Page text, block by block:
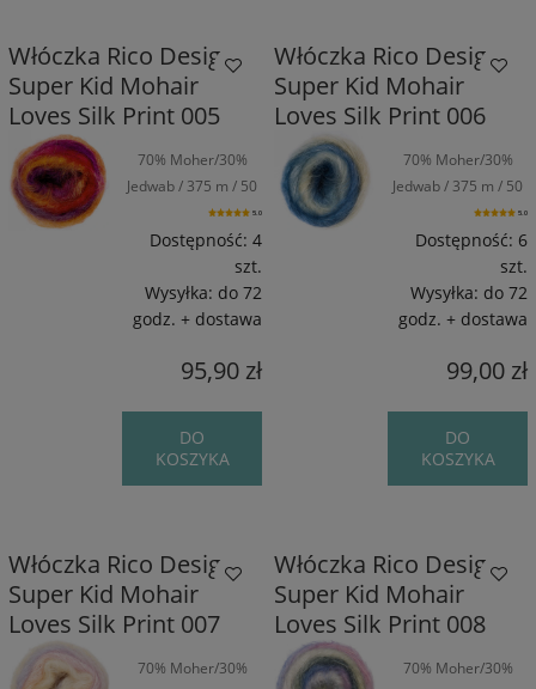
Włóczka Rico Design
Super Kid Mohair
Loves Silk Print 005
70% Moher/30%
Jedwab / 375 m / 50
5.0
Dostępność: 4
szt.
Wysyłka: do 72
godz. + dostawa
95,90 zł
DO
KOSZYKA
Włóczka Rico Design
Super Kid Mohair
Loves Silk Print 006
70% Moher/30%
Jedwab / 375 m / 50
5.0
Dostępność: 6
szt.
Wysyłka: do 72
godz. + dostawa
99,00 zł
DO
KOSZYKA
Włóczka Rico Design
Super Kid Mohair
Loves Silk Print 007
70% Moher/30%
Włóczka Rico Design
Super Kid Mohair
Loves Silk Print 008
70% Moher/30%